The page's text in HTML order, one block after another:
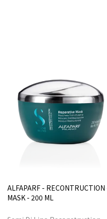
ALFAPARF - RECONTRUCTION
MASK - 200 ML